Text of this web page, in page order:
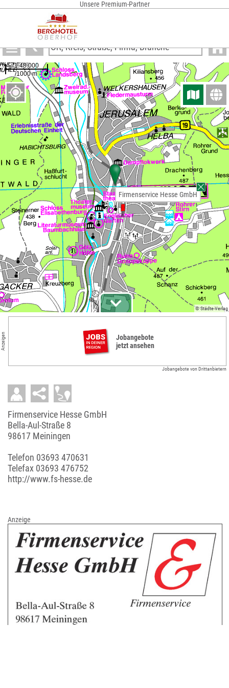
Unsere Premium-Partner
Firmenservice Hesse GmbH
© Städte-Verlag
Firmenservice Hesse GmbH
Anzeigen
Jobangebote
jetzt ansehen
Jobangebote von Drittanbietern
Firmenservice Hesse GmbH
Bella-Aul-Straße 8
98617 Meiningen
Telefon 03693 470631
Telefax 03693 476752
http://www.fs-hesse.de
Anzeige